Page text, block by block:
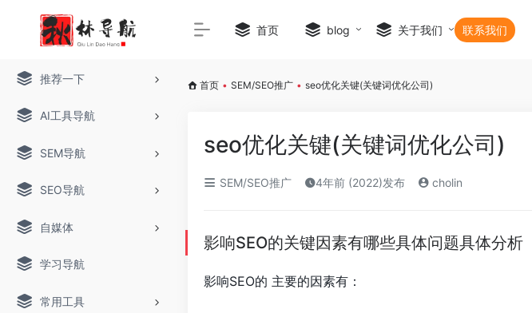
推荐一下
AI工具导航
SEM导航
SEO导航
自媒体
学习导航
常用工具
首页 blog 关于我们 联系我们
首页 • SEM/SEO推广 • seo优化关键(关键词优化公司)
seo优化关键(关键词优化公司)
SEM/SEO推广 4年前 (2022)发布 cholin
影响SEO的关键因素有哪些具体问题具体分析
影响SEO的 主要的因素有：